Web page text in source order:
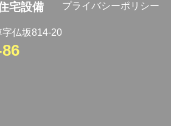
宅設備
仏坂814-20
プライバシーポリシー